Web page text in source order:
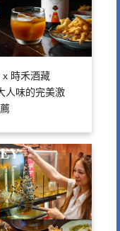
x 時禾酒藏
人味的完美激